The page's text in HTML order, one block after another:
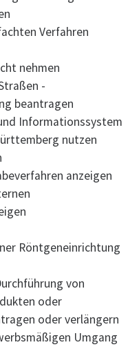
Verfahren
nehmen
-
beantragen
Informationssystem
nutzen
anzeigen
Röntgeneinrichtung
von
oder
oder verlängern
Umgang